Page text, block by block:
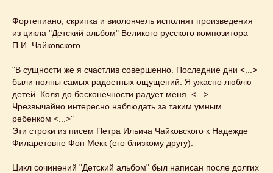
Фортепиано, скрипка и виолончель исполнят произведения
из цикла "Детский альбом" Великого русского композитора
П.И. Чайковского.
"В сущности же я счастлив совершенно. Последние дни <...>
были полны самых радостных ощущений. Я ужасно люблю
детей. Коля до бесконечности радует меня .<...>
Чрезвычайно интересно наблюдать за таким умным
ребенком <...>"
Эти строки из писем Петра Ильича Чайковского к Надежде
Филаретовне Фон Мекк (его близкому другу).
Цикл сочинений "Детский альбом" был написан после долгих